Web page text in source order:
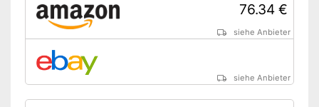
76.34 €
siehe Anbieter
siehe Anbieter